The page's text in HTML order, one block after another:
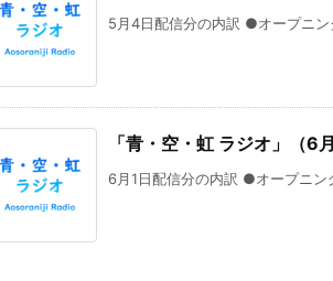
5月4日配信分の内訳 ●オープニ
「青・空・虹 ラジオ」（6月
6月1日配信分の内訳 ●オープニ